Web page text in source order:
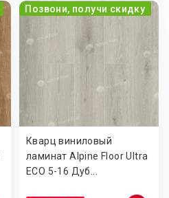
Позвони, получи скидку
Кварц виниловый
ламинат Alpine Floor Ultra
ECO 5-16 Дуб...